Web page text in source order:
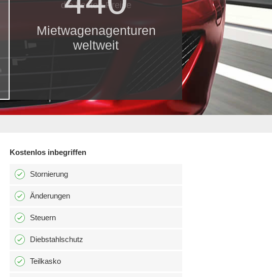
Mietwagenagenturen
weltweit
die besten Preise
Kostenlos inbegriffen
Stornierung
Änderungen
Steuern
Diebstahlschutz
Teilkasko